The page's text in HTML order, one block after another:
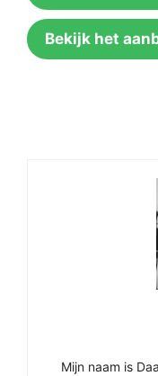
Bekijk het
Mijn naam is